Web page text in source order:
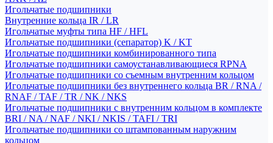
Игольчатые подшипники
Внутренние кольца IR / LR
Игольчатые муфты типа HF / HFL
Игольчатые подшипники (сепаратор) K / KT
Игольчатые подшипники комбинированного типа
Игольчатые подшипники самоустанавливающиеся RPNA
Игольчатые подшипники со съемным внутренним кольцом
Игольчатые подшипники без внутреннего кольца BR / RNA /
RNAF / TAF / TR / NK / NKS
Игольчатые подшипники с внутренним кольцом в комплекте
BRI / NA / NAF / NKI / NKIS / TAFI / TRI
Игольчатые подшипники со штампованным наружним
кольцом